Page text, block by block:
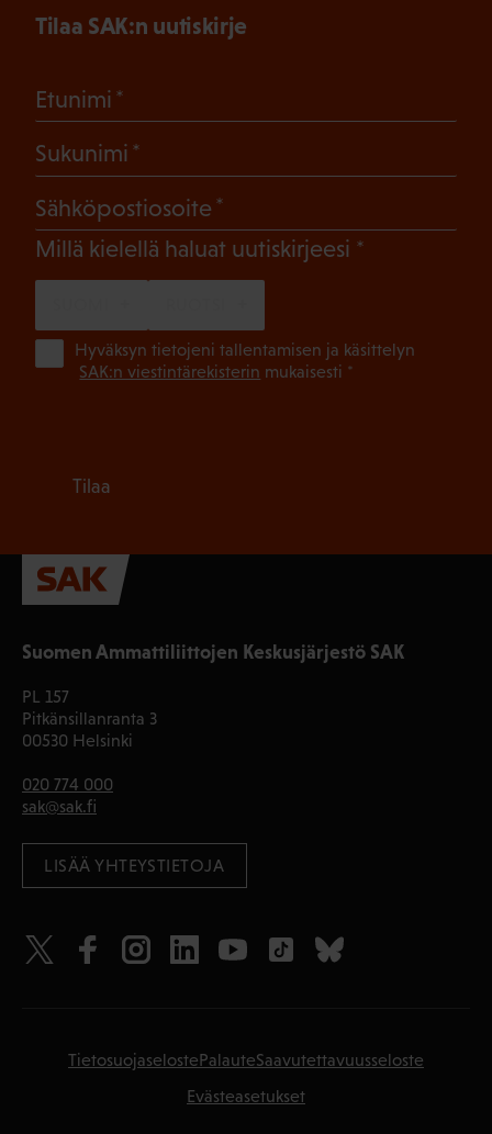
Suomen Ammattiliittojen Keskusjärjestö SAK
PL 157
Pitkänsillanranta 3
00530 Helsinki
020 774 000
sak@sak.fi
LISÄÄ YHTEYSTIETOJA
Tilaa SAK:n uutiskirje
Etunimi
Sukunimi
Sähköpostiosoite
Millä kielellä haluat uutiskirjeesi (Pakollinen)
Hyväksyn tietojeni tallentamisen ja käsittelyn
SAK:n viestintärekisterin mukaisesti *
Tilaa
TietosuojaselostePalauteSaavutettavuusseloste
Evästeasetukset